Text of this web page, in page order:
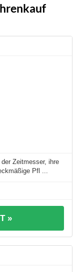
Zeitmesser, ihre
Pfl ...
»